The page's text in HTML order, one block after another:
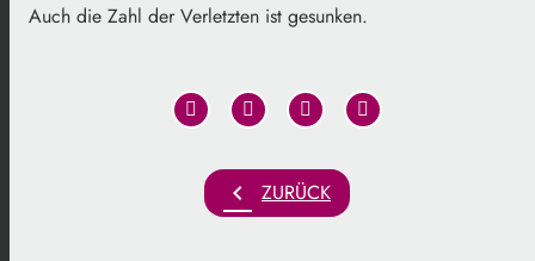
Auch die Zahl der Verletzten ist gesunken.
chevron_left ZURÜCK